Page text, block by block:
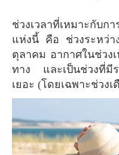
ช่วงเวลาที่เหมาะกับการเดินทางไปเที่ยที่ภูเขาทราย
แห่งนี้ คือ ช่วงระหว่า
ตุลาคม อากาศในช่วง
ทาง และเป็นช่วงที่มี
เยอะ (โดยเฉพาะช่วง